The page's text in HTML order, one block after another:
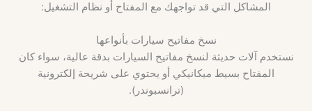
المشاكل التي قد تواجهك مع المفتاح أو نظام التشغيل:
نسخ مفاتيح سيارات بأنواعها
نستخدم آلات حديثة لنسخ مفاتيح السيارات بدقة عالية، سواء كان
المفتاح بسيط ميكانيكي أو يحتوي على شريحة إلكترونية
(ترانسبوندر).